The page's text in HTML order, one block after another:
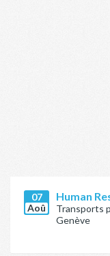
07
Aoû
Human
Transports
Genève